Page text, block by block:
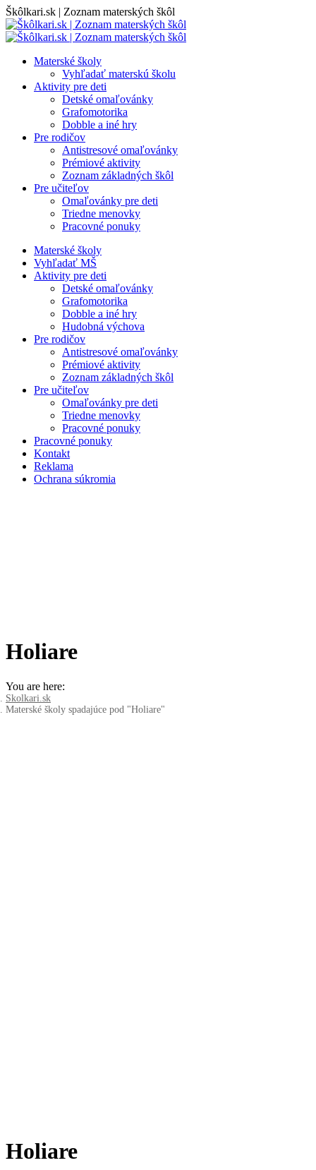
Skip
to
content
Škôlkari.sk | Zoznam materských škôl
Materské školy
Vyhľadať materskú školu
Aktivity pre deti
Detské omaľovánky
Grafomotorika
Dobble a iné hry
Pre rodičov
Antistresové omaľovánky
Prémiové aktivity
Zoznam základných škôl
Pre učiteľov
Omaľovánky pre deti
Triedne menovky
Pracovné ponuky
Materské školy
Vyhľadať MŠ
Aktivity pre deti
Detské omaľovánky
Grafomotorika
Dobble a iné hry
Hudobná výchova
Pre rodičov
Antistresové omaľovánky
Prémiové aktivity
Zoznam základných škôl
Pre učiteľov
Omaľovánky pre deti
Triedne menovky
Pracovné ponuky
Pracovné ponuky
Kontakt
Reklama
Ochrana súkromia
Holiare
You are here:
Skolkari.sk
Materské školy spadajúce pod "Holiare"
Holiare